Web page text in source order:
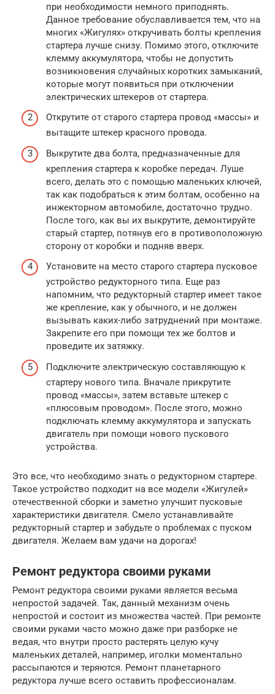
при необходимости немного приподнять.
Данное требование обуславливается тем, что на
многих «Жигулях» откручивать болты крепления
стартера лучше снизу. Помимо этого, отключите
клемму аккумулятора, чтобы не допустить
возникновения случайных коротких замыканий,
которые могут появиться при отключении
электрических штекеров от стартера.
Открутите от старого стартера провод «массы» и
вытащите штекер красного провода.
Выкрутите два болта, предназначенные для
крепления стартера к коробке передач. Луше
всего, делать это с помощью маленьких ключей,
так как подобраться к этим болтам, особенно на
инжекторном автомобиле, достаточно трудно.
После того, как вы их выкрутите, демонтируйте
старый стартер, потянув его в противоположную
сторону от коробки и подняв вверх.
Установите на место старого стартера пусковое
устройство редукторного типа. Еще раз
напомним, что редукторный стартер имеет такое
же крепление, как у обычного, и не должен
вызывать каких-либо затруднений при монтаже.
Закрепите его при помощи тех же болтов и
проведите их затяжку.
Подключите электрическую составляющую к
стартеру нового типа. Вначале прикрутите
провод «массы», затем вставьте штекер с
«плюсовым проводом». После этого, можно
подключать клемму аккумулятора и запускать
двигатель при помощи нового пускового
устройства.
Это все, что необходимо знать о редукторном стартере.
Такое устройство подходит на все модели «Жигулей»
отечественной сборки и заметно улучшит пусковые
характеристики двигателя. Смело устанавливайте
редукторный стартер и забудьте о проблемах с пуском
двигателя. Желаем вам удачи на дорогах!
Ремонт редуктора своими руками
Ремонт редуктора своими руками является весьма
непростой задачей. Так, данный механизм очень
непростой и состоит из множества частей. При ремонте
своими руками часто можно даже при разборке не
ведая, что внутри просто растерять целую кучу
маленьких деталей, например, иголки моментально
рассыпаются и теряются. Ремонт планетарного
редуктора лучше всего оставить профессионалам.